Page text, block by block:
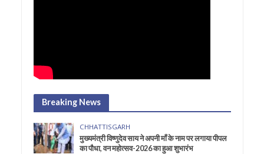
Breaking News
CHHATTISGARH
मुख्यमंत्री विष्णुदेव साय ने अपनी माँ के नाम पर लगाया पीपल
का पौधा, वन महोत्सव-2026 का हुआ शुभारंभ